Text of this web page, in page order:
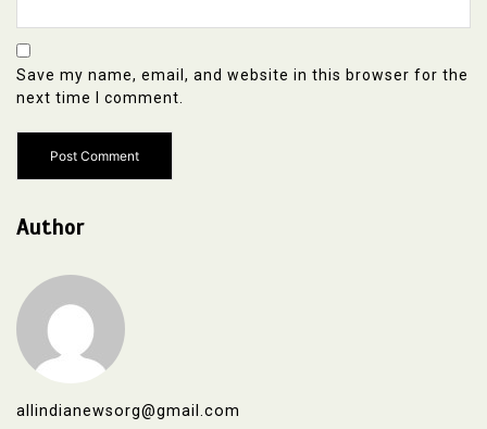
Save my name, email, and website in this browser for the
next time I comment.
Author
allindianewsorg@gmail.com